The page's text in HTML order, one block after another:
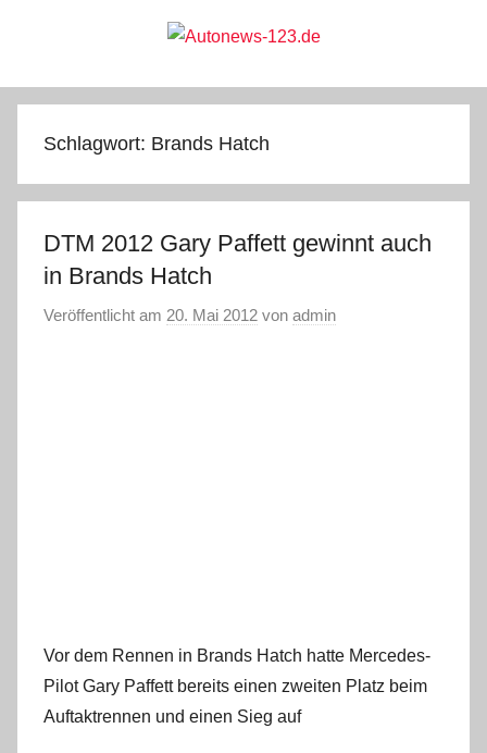
Autonews-
123.de
Schlagwort: Brands Hatch
DTM 2012 Gary Paffett gewinnt auch
in Brands Hatch
Veröffentlicht am 20. Mai 2012 von admin
Vor dem Rennen in Brands Hatch hatte Mercedes-
Pilot Gary Paffett bereits einen zweiten Platz beim
Auftaktrennen und einen Sieg auf